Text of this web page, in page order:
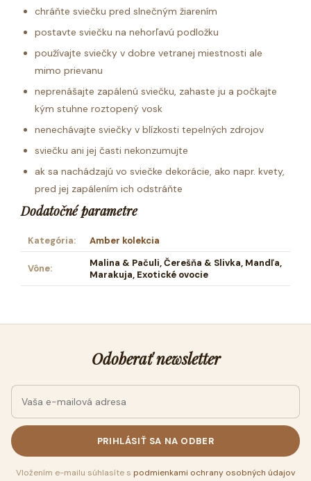
chráňte sviečku pred slnečným žiarením
postavte sviečku na nehorľavú podložku
používajte sviečky v dobre vetranej miestnosti ale
mimo prievanu
neprenášajte zapálenú sviečku, zahaste ju a počkajte
kým stuhne roztopený vosk
nenechávajte sviečky v blízkosti tepelných zdrojov
sviečku ani jej časti nekonzumujte
ak sa nachádzajú vo sviečke dekorácie, ako napr. kvety,
pred jej zapálením ich odstráňte
Dodatočné parametre
Kategória: Amber kolekcia
Vône:
Malina & Pačuli, Čerešňa & Slivka, Mandľa,
Marakuja, Exotické ovocie
Odoberať newsletter
PRIHLÁSIŤ SA NA ODBER
Vložením e-mailu súhlasíte s podmienkami ochrany osobných údajov